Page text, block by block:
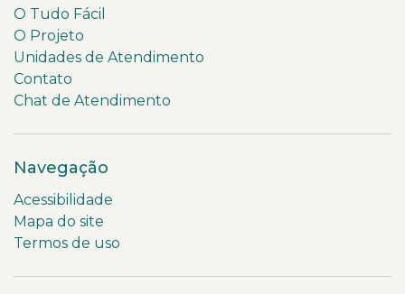
O Tudo Fácil
O Projeto
Unidades de Atendimento
Contato
Chat de Atendimento
Navegação
Acessibilidade
Mapa do site
Termos de uso